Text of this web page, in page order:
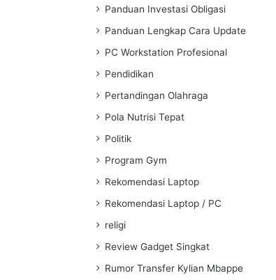
Panduan Investasi Obligasi
Panduan Lengkap Cara Update
PC Workstation Profesional
Pendidikan
Pertandingan Olahraga
Pola Nutrisi Tepat
Politik
Program Gym
Rekomendasi Laptop
Rekomendasi Laptop / PC
religi
Review Gadget Singkat
Rumor Transfer Kylian Mbappe